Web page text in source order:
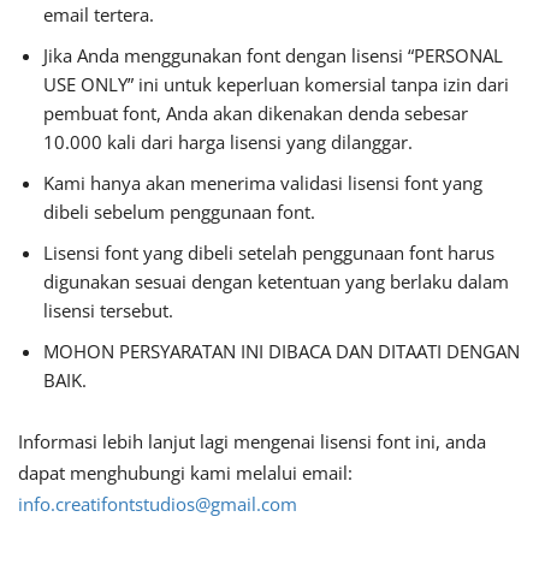
email tertera.
Jika Anda menggunakan font dengan lisensi “PERSONAL
USE ONLY” ini untuk keperluan komersial tanpa izin dari
pembuat font, Anda akan dikenakan denda sebesar
10.000 kali dari harga lisensi yang dilanggar.
Kami hanya akan menerima validasi lisensi font yang
dibeli sebelum penggunaan font.
Lisensi font yang dibeli setelah penggunaan font harus
digunakan sesuai dengan ketentuan yang berlaku dalam
lisensi tersebut.
MOHON PERSYARATAN INI DIBACA DAN DITAATI DENGAN
BAIK.
Informasi lebih lanjut lagi mengenai lisensi font ini, anda
dapat menghubungi kami melalui email:
info.creatifontstudios@gmail.com